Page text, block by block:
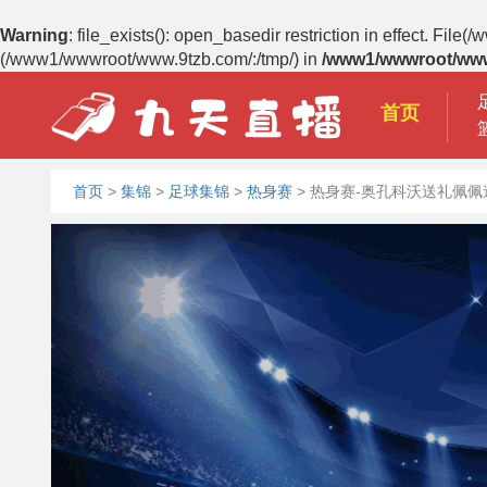
Warning: file_exists(): open_basedir restriction in effect.
(/www1/wwwroot/www.9tzb.com/:/tmp/) in /www1/wwwroot/
首页
首页 > 集锦 > 足球集锦 > 热身赛 > 热身赛-奥孔科沃送礼佩